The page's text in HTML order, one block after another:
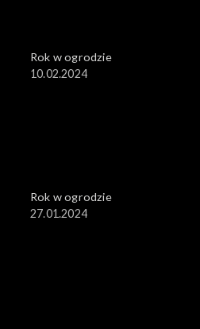
Rok w ogrodzie
10.02.2024
Rok w ogrodzie
27.01.2024